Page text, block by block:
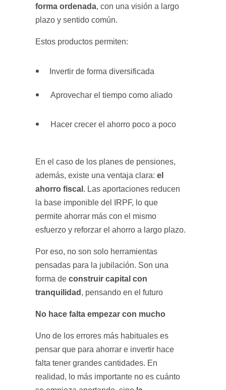
forma ordenada, con una visión a largo
plazo y sentido común.
Estos productos permiten:
Invertir de forma diversificada
Aprovechar el tiempo como aliado
Hacer crecer el ahorro poco a poco
En el caso de los planes de pensiones,
además, existe una ventaja clara: el
ahorro fiscal. Las aportaciones reducen
la base imponible del IRPF, lo que
permite ahorrar más con el mismo
esfuerzo y reforzar el ahorro a largo plazo.
Por eso, no son solo herramientas
pensadas para la jubilación. Son una
forma de construir capital con
tranquilidad, pensando en el futuro
No hace falta empezar con mucho
Uno de los errores más habituales es
pensar que para ahorrar e invertir hace
falta tener grandes cantidades. En
realidad, lo más importante no es cuánto